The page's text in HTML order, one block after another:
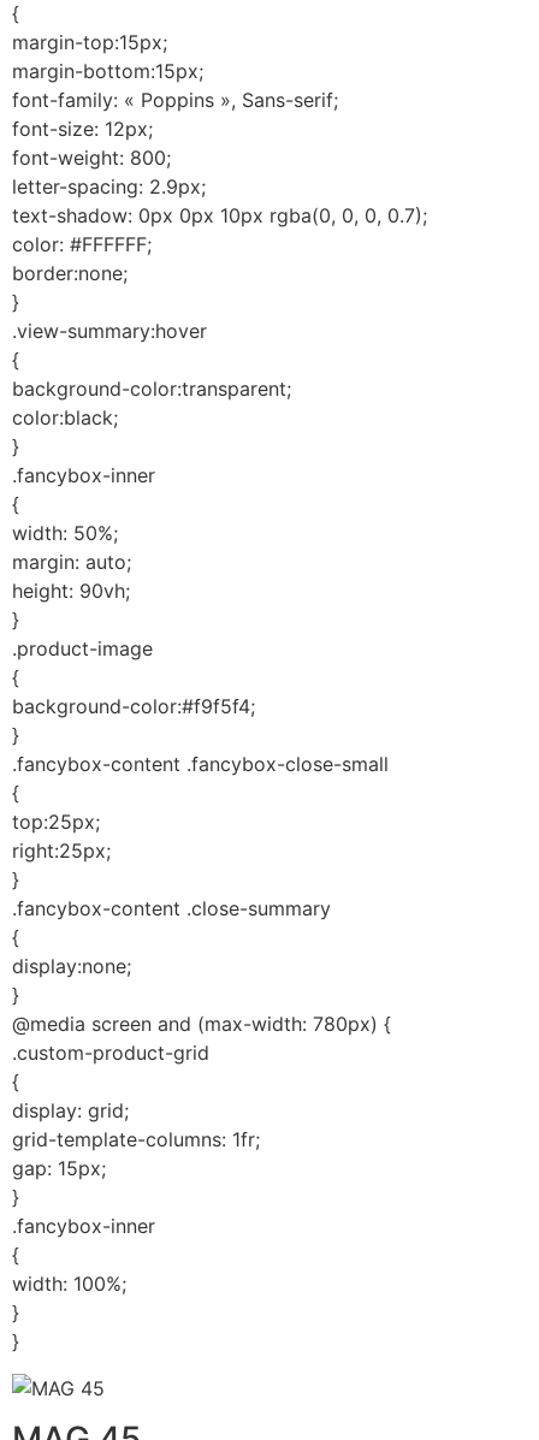
{
margin-top:15px;
margin-bottom:15px;
font-family: « Poppins », Sans-serif;
font-size: 12px;
font-weight: 800;
letter-spacing: 2.9px;
text-shadow: 0px 0px 10px rgba(0, 0, 0, 0.7);
color: #FFFFFF;
border:none;
}
.view-summary:hover
{
background-color:transparent;
color:black;
}
.fancybox-inner
{
width: 50%;
margin: auto;
height: 90vh;
}
.product-image
{
background-color:#f9f5f4;
}
.fancybox-content .fancybox-close-small
{
top:25px;
right:25px;
}
.fancybox-content .close-summary
{
display:none;
}
@media screen and (max-width: 780px) {
.custom-product-grid
{
display: grid;
grid-template-columns: 1fr;
gap: 15px;
}
.fancybox-inner
{
width: 100%;
}
}